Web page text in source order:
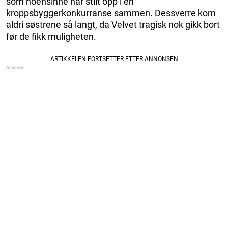
kroppsbyggerkonkurranse sammen. Dessverre kom
aldri søstrene så langt, da Velvet tragisk nok gikk bort
før de fikk muligheten.